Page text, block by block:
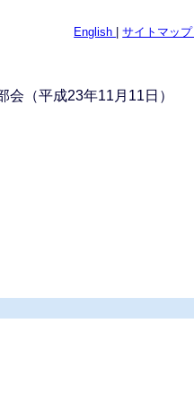
English |サイトマップ
（平成23年11月11日）